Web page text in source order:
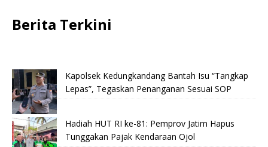
Berita Terkini
Kapolsek Kedungkandang Bantah Isu “Tangkap
Lepas”, Tegaskan Penanganan Sesuai SOP
Hadiah HUT RI ke-81: Pemprov Jatim Hapus
Tunggakan Pajak Kendaraan Ojol